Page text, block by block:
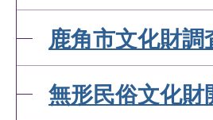
鹿角市文化財調
無形民俗文化財